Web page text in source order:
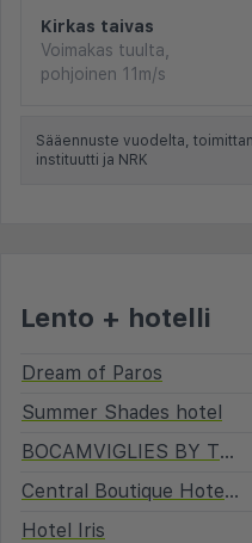
Kirkas taivas
Voimakas tuulta,
pohjoinen 11m/s
Sääennuste vuodelta,
instituutti ja NRK
Lento + hotelli
Dream of Paros
Summer Shades hotel
BOCAMVIGLIES BY THE SEA
Central Boutique Hotel by Naoussa Hills
Hotel Iris